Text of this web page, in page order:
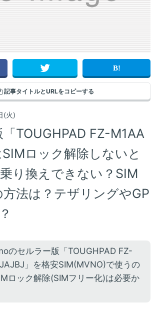
記事タイトルとURLをコピーする
(火)
TOUGHPAD FZ-M1AA
ロック解除しないと
り換えできない？SIM
法は？テザリングやGP
のセルラー版「TOUGHPAD FZ-
」を格安SIM(MVNO)で使うの
ロック解除(SIMフリー化)は必要か